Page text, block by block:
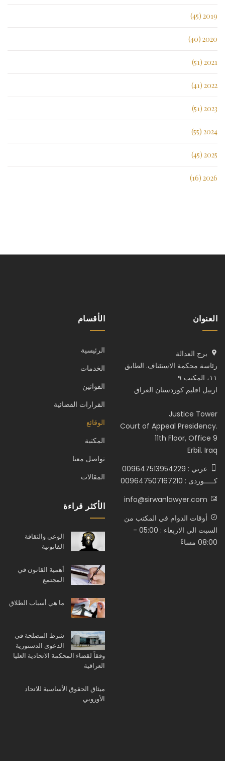
2019 (45)
2020 (40)
2021 (51)
2022 (41)
2023 (51)
2024 (55)
2025 (45)
2026 (16)
العنوان
برج العدالة
رئاسة محكمة الاستئناف. الطابق
١١، المكتب ٩
اربيل اقليم كوردستان العراق
Justice Tower
Court of Appeal Presidency.
11th Floor, Office 9
Erbil. Iraq
عربي : 009647513954229
كـــــوردى : 009647507167210
info@sirwanlawyer.com
أوقات الدوام في المكتب من
السبت الى الاربعاء : 05:00 -
08:00 مساءً
الأقسام
الرئيسية
الخدمات
القوانين
القرارات القضائية
الوقائع
المكتبة
تواصل معنا
المقالات
الأكثر قراءة
الوعي والثقافة
القانونية
أهمية القانون في
المجتمع
ما هي أسباب الطلاق
شرط المصلحة في
الدعوى الدستورية
وفقاً لقضاء المحكمة الاتحادية العليا
العراقية
ميثاق الحقوق الأساسية للاتحاد
الأوروبي